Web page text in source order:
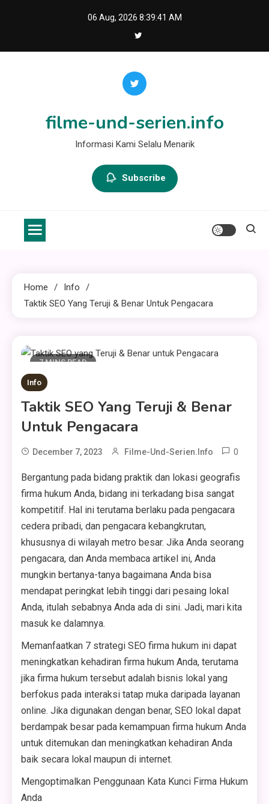
06 Aug, 2026 8:39:42 AM
filme-und-serien.info
Informasi Kami Selalu Menarik
Subscribe
Home
Info
Taktik SEO Yang Teruji & Benar Untuk Pengacara
7 MINS READ
Info
Taktik SEO Yang Teruji & Benar
Untuk Pengacara
December 7, 2023 Filme-Und-Serien.info 0
Bergantung pada bidang praktik dan lokasi geografis
firma hukum Anda, bidang ini terkadang bisa sangat
kompetitif. Hal ini terutama berlaku pada pengacara
cedera pribadi, dan pengacara kebangkrutan,
khususnya di wilayah metro besar. Jika Anda seorang
pengacara, dan Anda membaca artikel ini, Anda
mungkin bertanya-tanya bagaimana Anda bisa
mendapat peringkat lebih tinggi dari pesaing lokal
Anda, itulah sebabnya Anda ada di sini. Jadi, mari kita
masuk ke dalamnya.
Memanfaatkan 7 strategi SEO firma hukum ini dapat
meningkatkan kehadiran firma hukum Anda, terutama
jika firma hukum tersebut adalah bisnis lokal yang
berfokus pada interaksi tatap muka daripada layanan
online. Jika digunakan dengan benar, SEO lokal dapat
berdampak besar pada kemampuan firma hukum Anda
untuk ditemukan dan meningkatkan kehadiran Anda
baik secara lokal maupun di internet.
Mengoptimalkan Penggunaan Kata Kunci Firma Hukum
Anda